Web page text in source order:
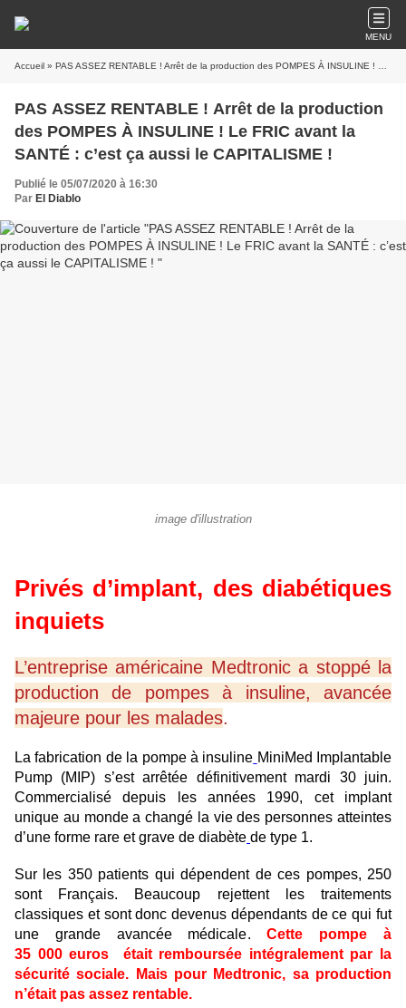
MENU
Accueil » PAS ASSEZ RENTABLE ! Arrêt de la production des POMPES À INSULINE ! Le FRIC avant la SANTÉ : c’est ça aussi le CAPITALISME !
PAS ASSEZ RENTABLE ! Arrêt de la production
des POMPES À INSULINE ! Le FRIC avant la
SANTÉ : c’est ça aussi le CAPITALISME !
Publié le 05/07/2020 à 16:30
Par El Diablo
image d'illustration
Privés d’implant, des diabétiques
inquiets
L’entreprise américaine Medtronic a stoppé la
production de pompes à insuline, avancée
majeure pour les malades.
La fabrication de la pompe à insuline MiniMed Implantable
Pump (MIP) s’est arrêtée définitivement mardi 30 juin.
Commercialisé depuis les années 1990, cet implant
unique au monde a changé la vie des personnes atteintes
d’une forme rare et grave de diabète de type 1.
Sur les 350 patients qui dépendent de ces pompes, 250
sont Français. Beaucoup rejettent les traitements
classiques et sont donc devenus dépendants de ce qui fut
une grande avancée médicale.
Cette pompe à
35 000 euros était remboursée intégralement par la
sécurité sociale. Mais pour Medtronic, sa production
n’était pas assez rentable.